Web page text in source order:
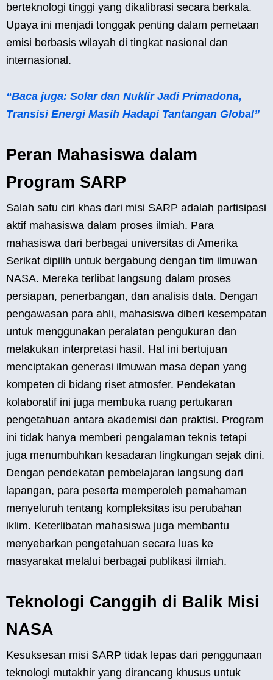
berteknologi tinggi yang dikalibrasi secara berkala.
Upaya ini menjadi tonggak penting dalam pemetaan
emisi berbasis wilayah di tingkat nasional dan
internasional.
“Baca juga: Solar dan Nuklir Jadi Primadona,
Transisi Energi Masih Hadapi Tantangan Global”
Peran Mahasiswa dalam
Program SARP
Salah satu ciri khas dari misi SARP adalah partisipasi
aktif mahasiswa dalam proses ilmiah. Para
mahasiswa dari berbagai universitas di Amerika
Serikat dipilih untuk bergabung dengan tim ilmuwan
NASA. Mereka terlibat langsung dalam proses
persiapan, penerbangan, dan analisis data. Dengan
pengawasan para ahli, mahasiswa diberi kesempatan
untuk menggunakan peralatan pengukuran dan
melakukan interpretasi hasil. Hal ini bertujuan
menciptakan generasi ilmuwan masa depan yang
kompeten di bidang riset atmosfer. Pendekatan
kolaboratif ini juga membuka ruang pertukaran
pengetahuan antara akademisi dan praktisi. Program
ini tidak hanya memberi pengalaman teknis tetapi
juga menumbuhkan kesadaran lingkungan sejak dini.
Dengan pendekatan pembelajaran langsung dari
lapangan, para peserta memperoleh pemahaman
menyeluruh tentang kompleksitas isu perubahan
iklim. Keterlibatan mahasiswa juga membantu
menyebarkan pengetahuan secara luas ke
masyarakat melalui berbagai publikasi ilmiah.
Teknologi Canggih di Balik Misi
NASA
Kesuksesan misi SARP tidak lepas dari penggunaan
teknologi mutakhir yang dirancang khusus untuk